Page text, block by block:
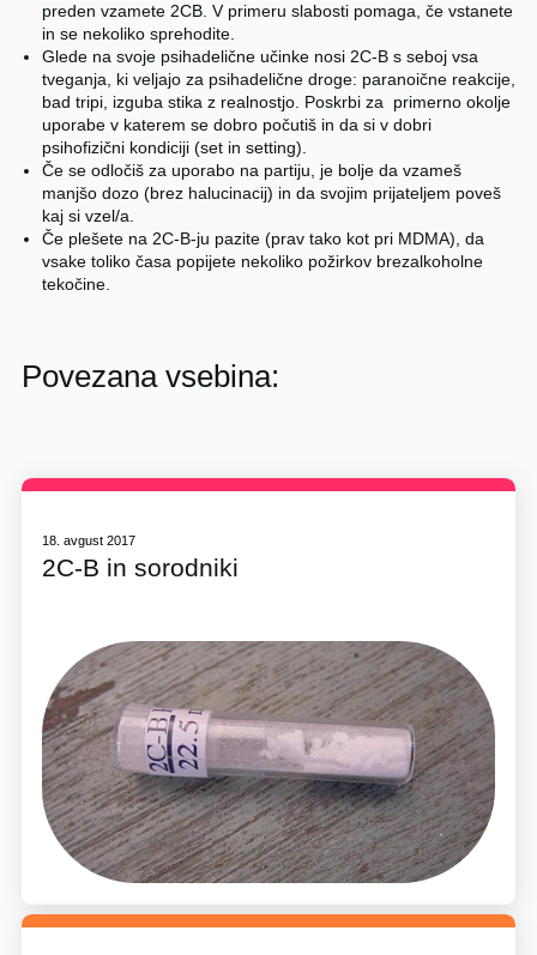
preden vzamete 2CB. V primeru slabosti pomaga, če vstanete
in se nekoliko sprehodite.
Glede na svoje psihadelične učinke nosi 2C-B s seboj vsa
tveganja, ki veljajo za psihadelične droge: paranoične reakcije,
bad tripi, izguba stika z realnostjo. Poskrbi za primerno okolje
uporabe v katerem se dobro počutiš in da si v dobri
psihofizični kondiciji (set in setting).
Če se odločiš za uporabo na partiju, je bolje da vzameš
manjšo dozo (brez halucinacij) in da svojim prijateljem poveš
kaj si vzel/a.
Če plešete na 2C-B-ju pazite (prav tako kot pri MDMA), da
vsake toliko časa popijete nekoliko požirkov brezalkoholne
tekočine.
Povezana vsebina:
18. avgust 2017
2C-B in sorodniki